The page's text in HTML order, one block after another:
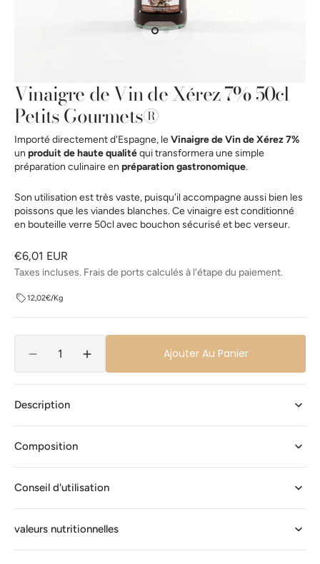
la
vue
de
Vinaigre de Vin de Xérez 7% 50cl
Petits Gourmets®
Importé directement d'Espagne, leVinaigre de Vin de Xérez 7%
un produit de haute qualitéqui transformera une simple
préparation culinaire en préparation gastronomique.
Son utilisation est très vaste, puisqu'il accompagne aussi bien les
poissons que les viandes blanches. Ce vinaigre est conditionné
en bouteille verre 50cl avec bouchon sécurisé et bec verseur.
Prix
habituel
€6,01 EUR
Taxes incluses. Frais de ports calculés à l'étape du paiement.
12,02€/Kg
Réduire
la
de
Vin
de
Xérez
7%
50cl
Petits
Augmenter
la
de
Xérez
7%
50cl
Petits
Ajouter Au Panier
Description
Composition
Conseil d'utilisation
valeurs nutritionnelles